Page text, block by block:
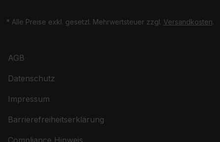
* Alle Preise exkl. gesetzl. Mehrwertsteuer zzgl. Versandkosten.
AGB
Datenschutz
Impressum
Barrierefreiheitserklärung
Compliance Hinweis